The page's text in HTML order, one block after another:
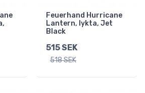
Feuerhand Hurricane
Lantern, lykta, Jet
Black
515 SEK
518 SEK